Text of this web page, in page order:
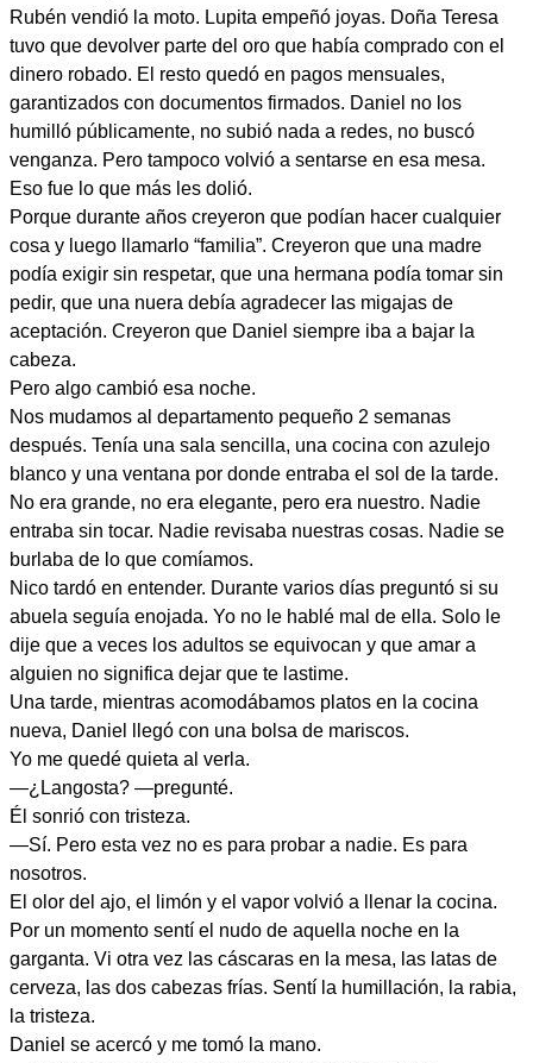
Rubén vendió la moto. Lupita empeñó joyas. Doña Teresa
tuvo que devolver parte del oro que había comprado con el
dinero robado. El resto quedó en pagos mensuales,
garantizados con documentos firmados. Daniel no los
humilló públicamente, no subió nada a redes, no buscó
venganza. Pero tampoco volvió a sentarse en esa mesa.
Eso fue lo que más les dolió.
Porque durante años creyeron que podían hacer cualquier
cosa y luego llamarlo “familia”. Creyeron que una madre
podía exigir sin respetar, que una hermana podía tomar sin
pedir, que una nuera debía agradecer las migajas de
aceptación. Creyeron que Daniel siempre iba a bajar la
cabeza.
Pero algo cambió esa noche.
Nos mudamos al departamento pequeño 2 semanas
después. Tenía una sala sencilla, una cocina con azulejo
blanco y una ventana por donde entraba el sol de la tarde.
No era grande, no era elegante, pero era nuestro. Nadie
entraba sin tocar. Nadie revisaba nuestras cosas. Nadie se
burlaba de lo que comíamos.
Nico tardó en entender. Durante varios días preguntó si su
abuela seguía enojada. Yo no le hablé mal de ella. Solo le
dije que a veces los adultos se equivocan y que amar a
alguien no significa dejar que te lastime.
Una tarde, mientras acomodábamos platos en la cocina
nueva, Daniel llegó con una bolsa de mariscos.
Yo me quedé quieta al verla.
—¿Langosta? —pregunté.
Él sonrió con tristeza.
—Sí. Pero esta vez no es para probar a nadie. Es para
nosotros.
El olor del ajo, el limón y el vapor volvió a llenar la cocina.
Por un momento sentí el nudo de aquella noche en la
garganta. Vi otra vez las cáscaras en la mesa, las latas de
cerveza, las dos cabezas frías. Sentí la humillación, la rabia,
la tristeza.
Daniel se acercó y me tomó la mano.